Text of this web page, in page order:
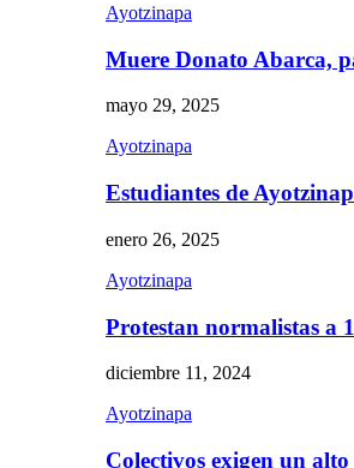
Ayotzinapa
Muere Donato Abarca,
mayo 29, 2025
Ayotzinapa
Estudiantes de
enero 26, 2025
Ayotzinapa
Protestan normalistas a
diciembre 11, 2024
Ayotzinapa
Colectivos exigen un